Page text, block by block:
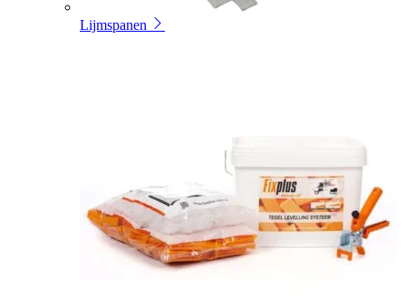
Lijmspanen